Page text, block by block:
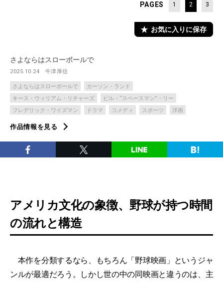
PAGES 1 2 3
お気に入りに保存
さよならはスローボールで
2025.10.24 牛津厚信
さよならはスローボールで
カーソン・ランド
キース・ウィリアム・リチャーズ
ビル・“スペースマン”・リー
フレデリック・ワイズマン
ドラマ コメディ スポーツ 洋画
作品情報を見る
アメリカ文化の象徴、野球が持つ時間
の流れと構造
本作を分類するなら、もちろん「野球映画」というジャ
ンルが最適だろう。しかし世の中の同映画と違うのは、主